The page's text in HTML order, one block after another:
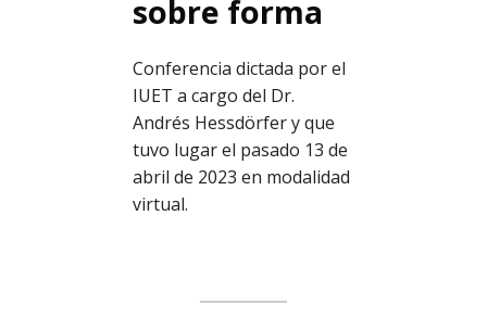
sobre forma
Conferencia dictada por el
IUET a cargo del Dr.
Andrés Hessdörfer y que
tuvo lugar el pasado 13 de
abril de 2023 en modalidad
virtual.